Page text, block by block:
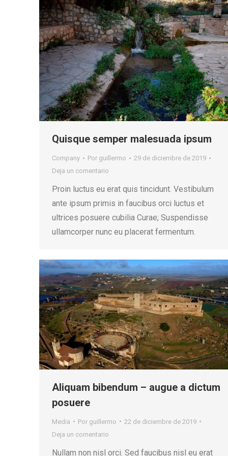
Quisque semper malesuada ipsum
Company Por guillermo
29 de diciembre de 2019
Deja un comentario
Proin luctus eu erat quis tincidunt. Vestibulum
ante ipsum primis in faucibus orci luctus et
ultrices posuere cubilia Curae; Suspendisse
ullamcorper nunc eu placerat fermentum.
Aliquam bibendum – augue a dictum
posuere
Media Por guillermo
22 de diciembre de 2019
Deja un comentario
Nullam non nisl orci. Sed faucibus nisl eu erat